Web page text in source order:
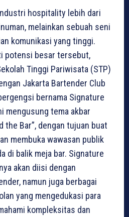
hospitality lebih dari
melainkan sebuah seni
komunikasi yang tinggi.
potensi besar tersebut,
Tinggi Pariwisata (STP)
Jakarta Bartender Club
bernama Signature
mengusung tema akbar
the Bar”, dengan tujuan buat
membuka wawasan publik
di balik meja bar. Signature
akan diisi dengan
namun juga berbagai
yang mengedukasi para
kompleksitas dan